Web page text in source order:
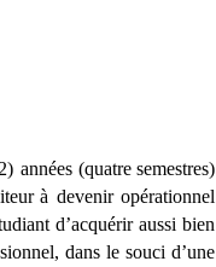
années (quatre semestres)
à devenir opérationnel
d’acquériraussi bien
ionnel, dans le souci d’une